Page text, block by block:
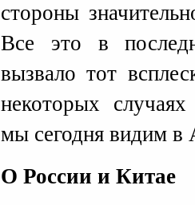
стороны
Все это в
вызвало тот
некоторых
мы сегодня видим в
О России и Китае